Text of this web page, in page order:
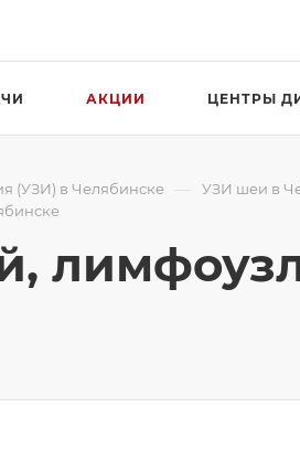
АКЦИИ ЦЕНТРЫ
(УЗИ) в Челябинске — УЗИ шеи в